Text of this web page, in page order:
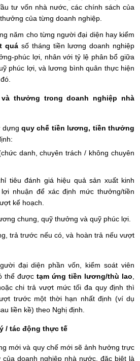
tư vốn nhà nước, các chính sách của
của từng doanh nghiệp.
năm cho từng người đại diện hay kiểm
quá số tháng tiền lương doanh nghiệp
phúc lợi, nhân với tỷ lệ phân bổ giữa
phúc lợi, và lương bình quân thực hiện
thưởng trong doanh nghiệp nhà
dựng quy chế tiền lương, tiền thưởng
danh, chuyên trách / không chuyên
tiêu đánh giá hiệu quả sản xuất kinh
nhuận để xác định mức thưởng/tiền
kế hoạch.
chung, quỹ thưởng và quỹ phúc lợi.
trả trước nếu có, và hoàn trả nếu vượt
đại diện phần vốn, kiểm soát viên
thể được tạm ứng tiền lương/thù lao
chi trả vượt mức tối đa quy định thì
trước một thời hạn nhất định (ví dụ
liền kề) theo Nghị định.
/ tác động thực tế
mới và quy chế mới sẽ ảnh hưởng trực
doanh nghiệp nhà nước, đặc biệt là